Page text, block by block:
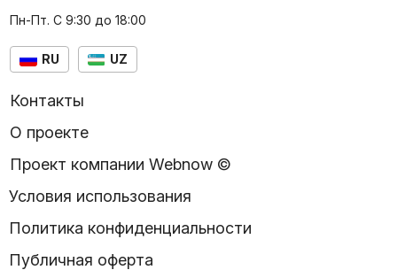
Пн-Пт. С 9:30 до 18:00
RU UZ
Контакты
О проекте
Проект компании Webnow ©
Условия использования
Политика конфиденциальности
Публичная оферта